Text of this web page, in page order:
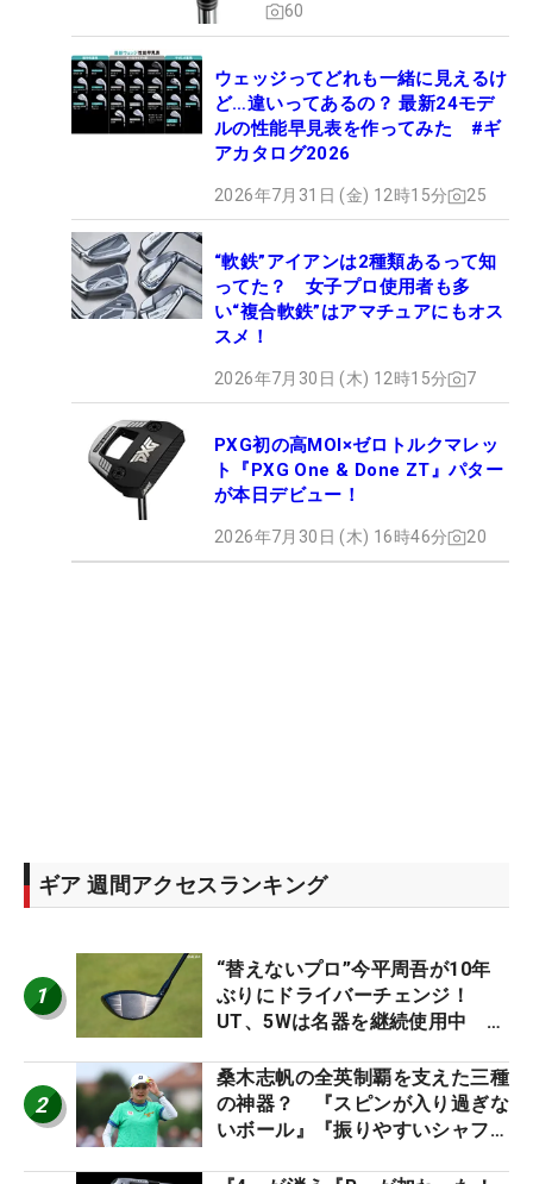
60
ウェッジってどれも一緒に見えるけ
ど…違いってあるの？ 最新24モデ
ルの性能早見表を作ってみた #ギ
アカタログ2026
2026年7月31日 (金) 12時15分 25
“軟鉄”アイアンは2種類あるって知
ってた？ 女子プロ使用者も多
い“複合軟鉄”はアマチュアにもオス
スメ！
2026年7月30日 (木) 12時15分 7
PXG初の高MOI×ゼロトルクマレッ
ト『PXG One & Done ZT』パター
が本日デビュー！
2026年7月30日 (木) 16時46分 20
ギア 週間アクセスランキング
1
“替えないプロ”今平周吾が10年
ぶりにドライバーチェンジ！
UT、5Wは名器を継続使用中 #
2
桑木志帆の全英制覇を支えた三種
の神器？ 『スピンが入り過ぎな
いボール』『振りやすいシャフ